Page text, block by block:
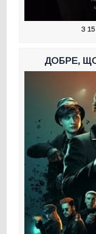
З
ДОБРЕ,